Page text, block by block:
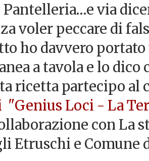
Pantelleria…e via
voler peccare di
ho davvero
a tavola e lo dico
ricetta partecipo al
"Genius Loci - La
con La
Etruschi e Comune